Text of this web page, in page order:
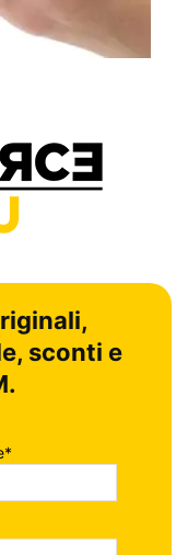
sconti e